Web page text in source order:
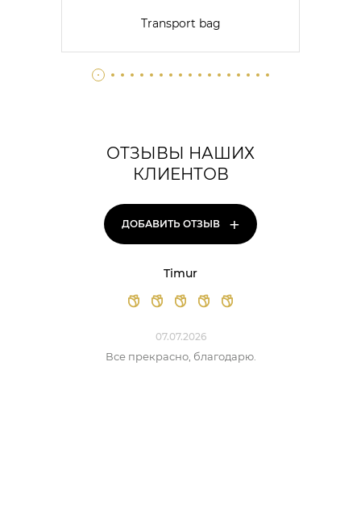
Transport bag
ОТЗЫВЫ НАШИХ
КЛИЕНТОВ
ДОБАВИТЬ ОТЗЫВ +
Timur
07.07.2026
Все прекрасно, благодарю.